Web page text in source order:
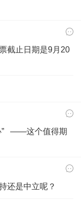
截止日期是9月20
” ——这个值得期
还是中立呢？